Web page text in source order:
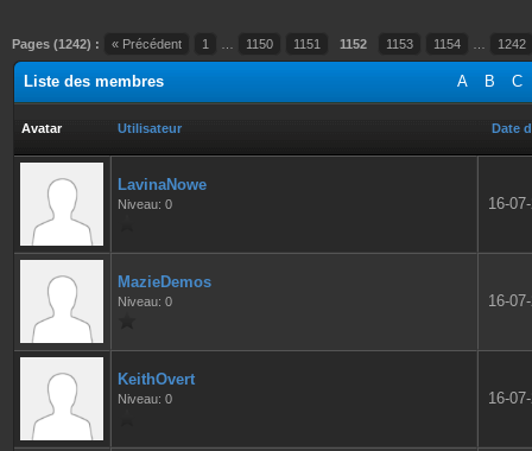
Pages (1242) : « Précédent 1 1150 1151 1152 1153 1154 1242
A B C
Liste des membres
Avatar Utilisateur Date
LavinaNowe
Niveau: 0 16-
MazieDemos
Niveau: 0 16-
KeithOvert
Niveau: 0 16-